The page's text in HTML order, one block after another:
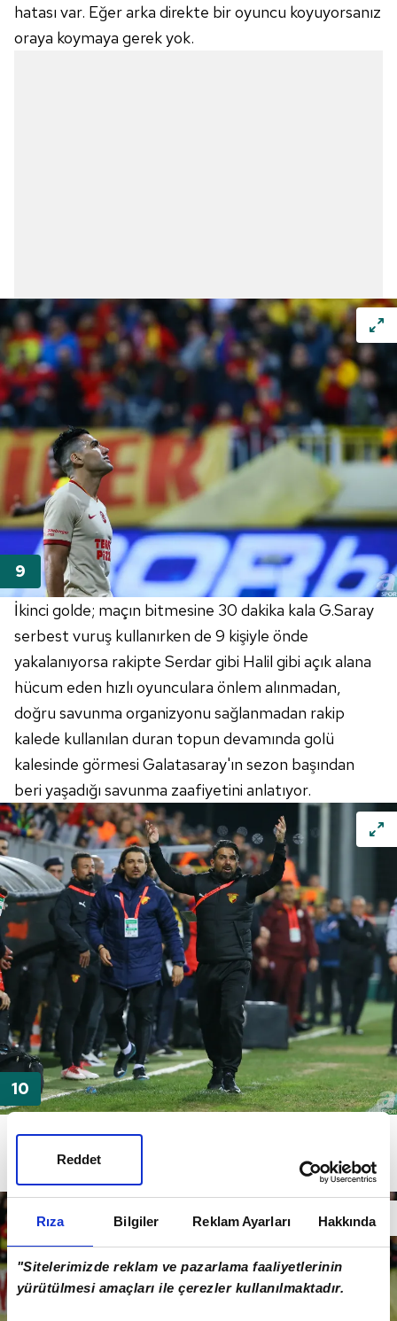
Rıza Bilgiler Reklam Ayarları Hakkında
"Sitelerimizde reklam ve pazarlama faaliyetlerinin
yürütülmesi amaçları ile çerezler kullanılmaktadır.
Reddet
hatası var. Eğer arka direkte bir oyuncu koyuyorsanız
oraya koymaya gerek yok.
İkinci golde; maçın bitmesine 30 dakika kala G.Saray
serbest vuruş kullanırken de 9 kişiyle önde
yakalanıyorsa rakipte Serdar gibi Halil gibi açık alana
hücum eden hızlı oyunculara önlem alınmadan,
doğru savunma organizyonu sağlanmadan rakip
kalede kullanılan duran topun devamında golü
kalesinde görmesi Galatasaray'ın sezon başından
beri yaşadığı savunma zaafiyetini anlatıyor.
transferlerle yazılıdan geçti ama direksiyon
sınanvındanve uygulamadan kaldı.